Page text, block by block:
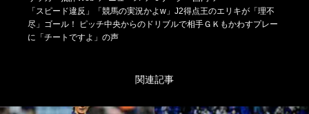
「スピード違反」「競馬の実況かよw」J2得点王のエリキが「理不
尽」ゴール！ ピッチ中央からのドリブルで相手ＧＫもかわすプレー
に「チートですよ」の声
関連記事